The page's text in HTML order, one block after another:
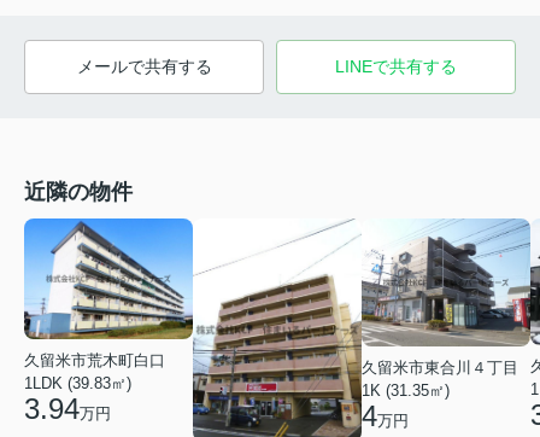
メールで共有する LINEで共有する
近隣の物件
久留米市荒木町白口
1LDK (39.83㎡)
3.94万円
久留米市東合川４丁目
1K (31.35㎡)
4万円